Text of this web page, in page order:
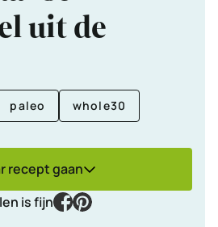
uit de
paleo whole30
recept gaan
is fijn
facebook
pinterest